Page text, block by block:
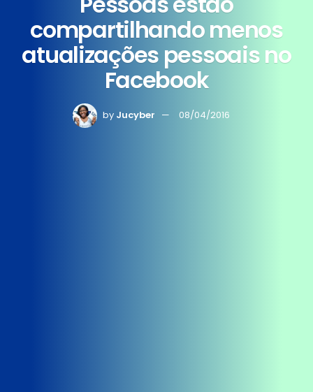
compartilhando menos
atualizações pessoais no
Facebook
by Jucyber 08/04/2016